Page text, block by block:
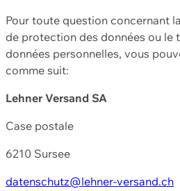
Pour toute question concernant
de protection des données ou le
données personnelles, vous
comme suit:
Lehner Versand SA
Case postale
6210 Sursee
datenschutz@lehner-versand.ch